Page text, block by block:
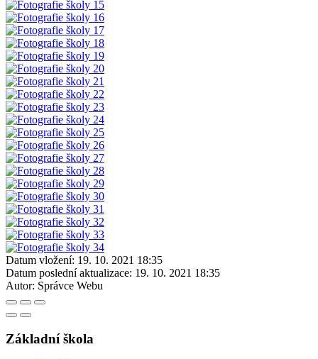
Datum vložení: 19. 10. 2021 18:35
Datum poslední aktualizace: 19. 10. 2021 18:35
Autor: Správce Webu
Základní škola